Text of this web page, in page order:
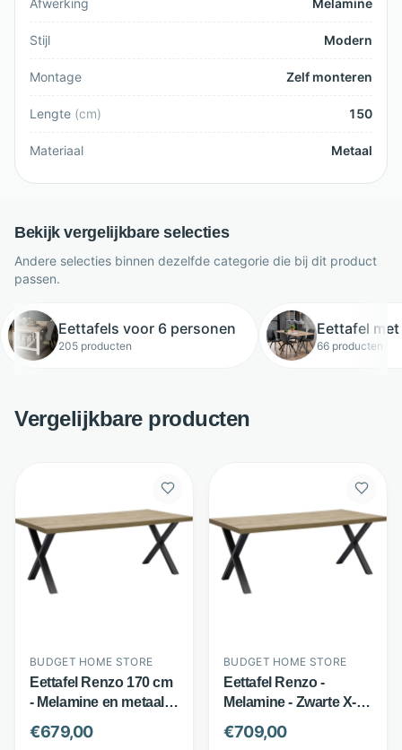
Afwerking Melamine
Stijl Modern
Montage Zelf monteren
Lengte (cm) 150
Materiaal Metaal
Bekijk vergelijkbare selecties
Andere selecties binnen dezelfde categorie die bij dit product
passen.
Eettafels voor 6 personen
205 producten
Eettafel
66 producten
Vergelijkbare producten
BUDGET HOME STORE
Eettafel Renzo 170 cm
- Melamine en metaal -
X-poten - Bruin -
Budget Home Store
€679,00
BUDGET HOME STORE
Eettafel Renzo -
Melamine - Zwarte X-
poten - Bruin - Budget
Home Store
€709,00